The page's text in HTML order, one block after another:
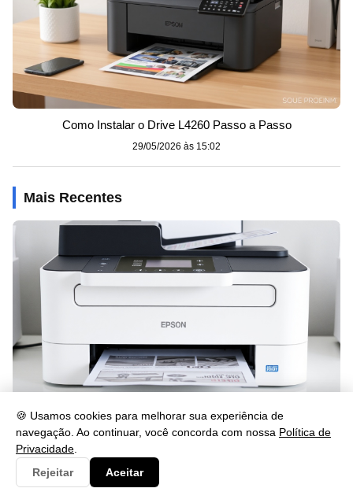
🍪 Usamos cookies para melhorar sua experiência de
navegação. Ao continuar, você concorda com nossa Política de
Privacidade
Rejeitar
Aceitar
Como Instalar o Drive L4260 Passo a Passo
29/05/2026 às 15:02
Mais Recentes
Como Imprimir Frente e Verso na Epson L3250: Guia Rápido